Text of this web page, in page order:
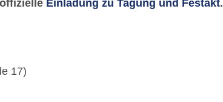
Einladung zu Tagung und Festakt.
17)